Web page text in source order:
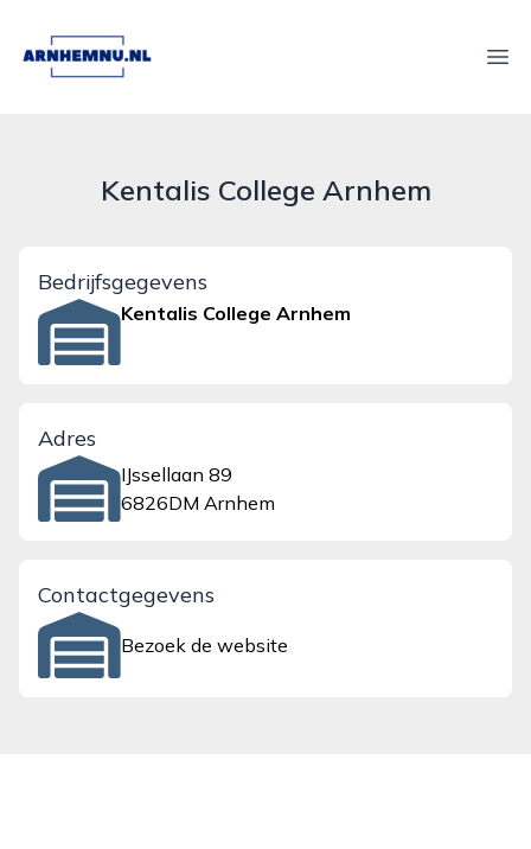
arnhemnu.nl
Kentalis College Arnhem
Bedrijfsgegevens
Kentalis College Arnhem
Adres
IJssellaan 89
6826DM Arnhem
Contactgegevens
Bezoek de website